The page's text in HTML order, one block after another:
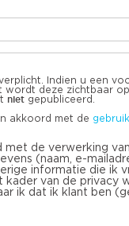
Indien u een
wordt deze zichtbaar
niet gepubliceerd.
akkoord met de
met de verwerking
(naam, e-
informatie die ik
kader van de privacy
ik dat ik klant ben